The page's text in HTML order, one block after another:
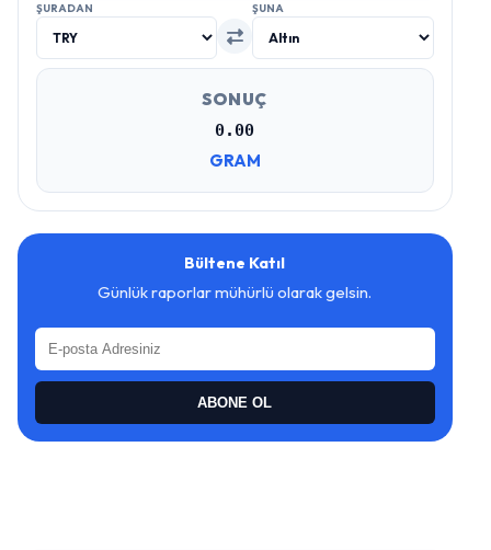
ŞURADAN ŞUNA
SONUÇ
0.00
GRAM
Bültene Katıl
Günlük raporlar mühürlü olarak gelsin.
ABONE OL